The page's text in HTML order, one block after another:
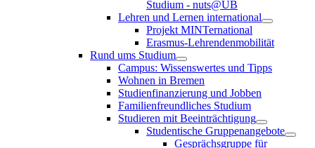
Studium - nuts@UB
Lehren und Lernen international
Projekt MINTernational
Erasmus-Lehrendenmobilität
Rund ums Studium
Campus: Wissenswertes und Tipps
Wohnen in Bremen
Studienfinanzierung und Jobben
Familienfreundliches Studium
Studieren mit Beeinträchtigung
Studentische Gruppenangebote
Gesprächsgruppe für